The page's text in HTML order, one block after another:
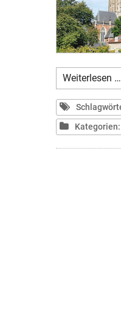
Weiterlesen …
Kategorien: